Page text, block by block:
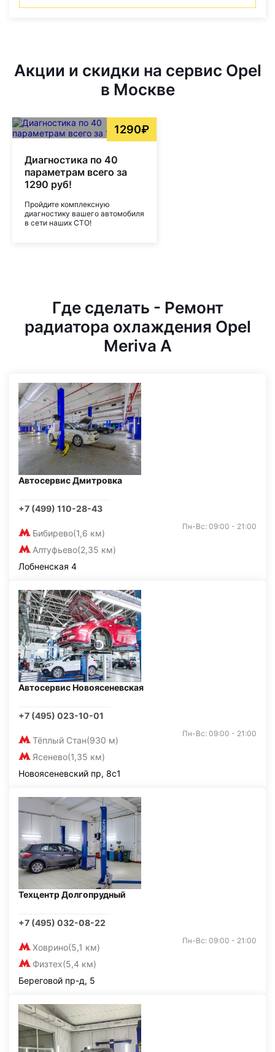
Акции и скидки на сервис Opel
в Москве
1290₽
Диагностика по 40
параметрам всего за
1290 руб!
Пройдите комплексную
диагностику вашего автомобиля
в сети наших СТО!
Где сделать - Ремонт
радиатора охлаждения Opel
Meriva A
Автосервис Дмитровка
+7 (499) 110-28-43
Бибирево(1,6 км)
Алтуфьево(2,35 км)
Пн-Вс: 09:00 - 21:00
Лобненская 4
Автосервис Новоясеневская
+7 (495) 023-10-01
Тёплый Стан(930 м)
Ясенево(1,35 км)
Пн-Вс: 09:00 - 21:00
Новоясеневский пр, 8с1
Техцентр Долгопрудный
+7 (495) 032-08-22
Ховрино(5,1 км)
Физтех(5,4 км)
Пн-Вс: 09:00 - 21:00
Береговой пр-д, 5